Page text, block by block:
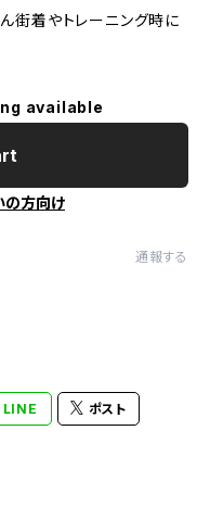
街着やトレーニング時に
available
の方向け
通報する
LINE ポスト